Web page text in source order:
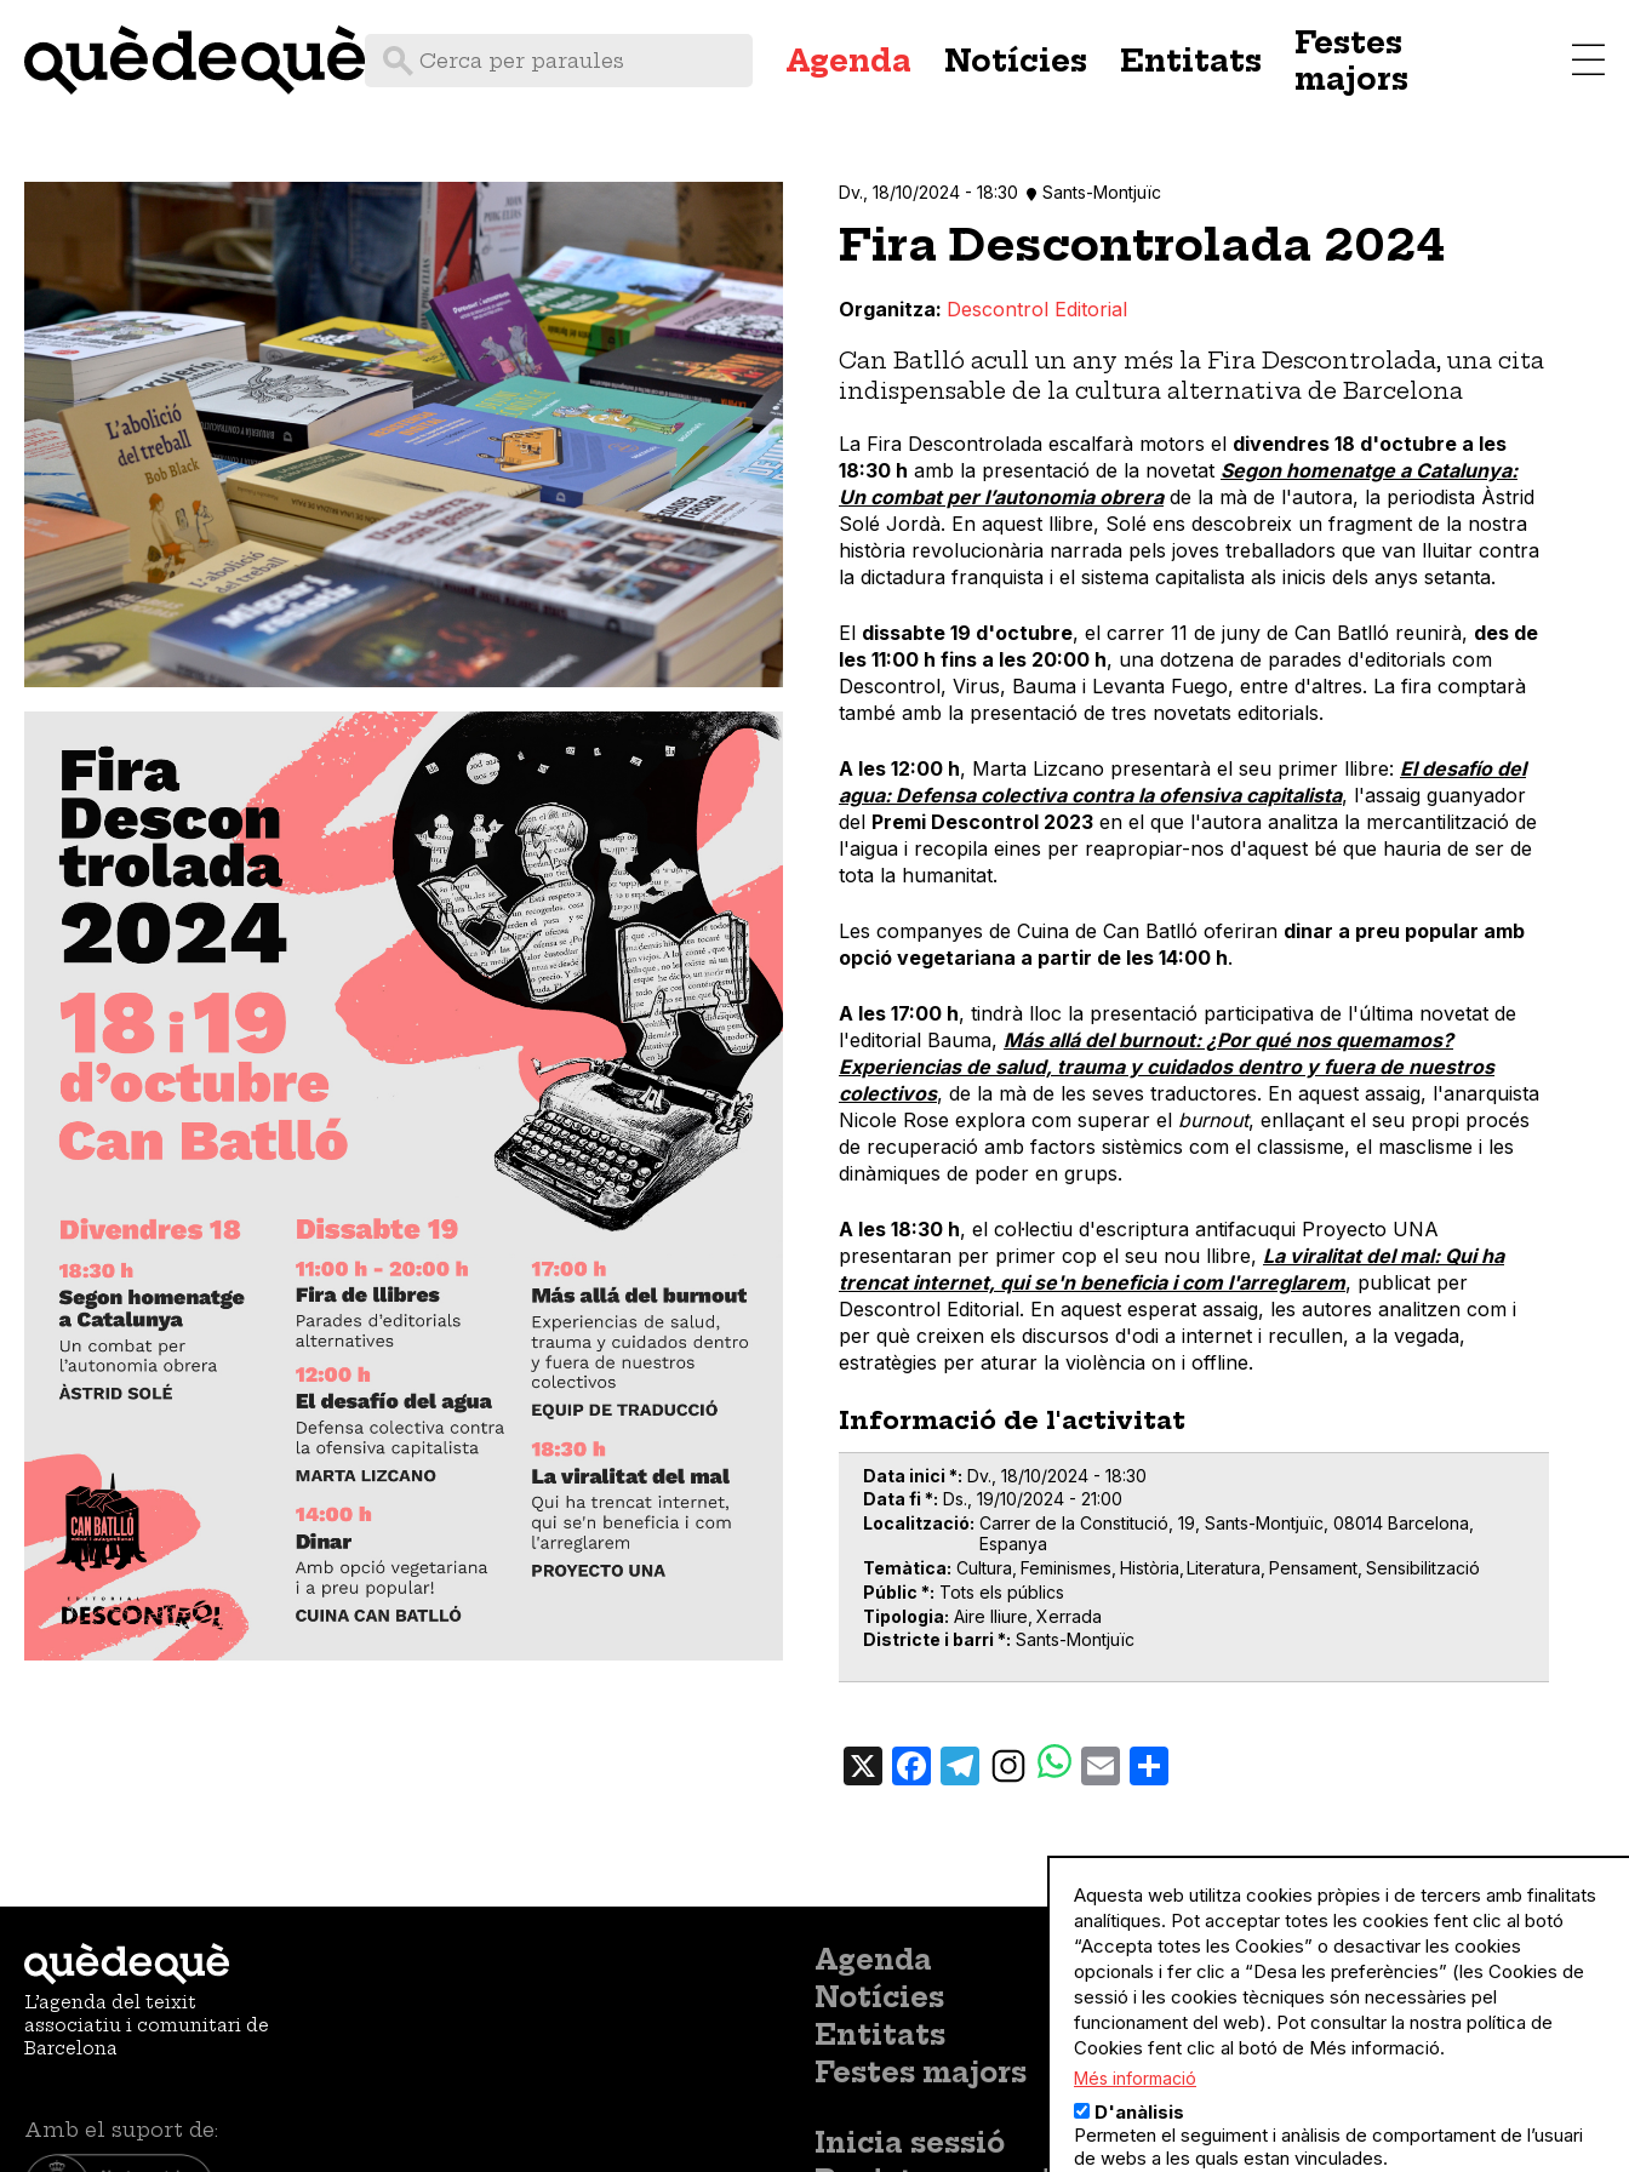
principal
Agenda Notícies Entitats
Festes
majors
Dv., 18/10/2024 - 18:30 Sants-Montjuïc
Fira Descontrolada 2024
Organitza Descontrol Editorial
Can Batlló acull un any més la Fira Descontrolada, una cita
indispensable de la cultura alternativa de Barcelona
La Fira Descontrolada escalfarà motors el divendres 18 d'octubre a les
18:30 h amb la presentació de la novetat Segon homenatge a Catalunya:
Un combat per l’autonomia obrerade la mà de l'autora, la periodista Àstrid
Solé Jordà. En aquest llibre, Solé ens descobreix un fragment de la nostra
història revolucionària narrada pels joves treballadors que van lluitar contra
la dictadura franquista i el sistema capitalista als inicis dels anys setanta.
El dissabte 19 d'octubre, el carrer 11 de juny de Can Batlló reunirà, des de
les 11:00 h fins a les 20:00 h, una dotzena de parades d'editorials com
Descontrol, Virus, Bauma i Levanta Fuego, entre d'altres. La fira comptarà
també amb la presentació de tres novetats editorials.
A les 12:00 h, Marta Lizcano presentarà el seu primer llibre: El desafío del
agua: Defensa colectiva contra la ofensiva capitalista, l'assaig guanyador
del Premi Descontrol 2023 en el que l'autora analitza la mercantilització de
l'aigua i recopila eines per reapropiar-nos d'aquest bé que hauria de ser de
tota la humanitat.
Les companyes de Cuina de Can Batlló oferiran dinar a preu popular amb
opció vegetariana a partir de les 14:00 h.
A les 17:00 h, tindrà lloc la presentació participativa de l'última novetat de
l'editorial Bauma, Más allá del burnout: ¿Por qué nos quemamos?
Experiencias de salud, trauma y cuidados dentro y fuera de nuestros
colectivos, de la mà de les seves traductores. En aquest assaig, l'anarquista
Nicole Rose explora com superar el burnout, enllaçant el seu propi procés
de recuperació amb factors sistèmics com el classisme, el masclisme i les
dinàmiques de poder en grups.
A les 18:30 h, el col·lectiu d'escriptura antifacuqui Proyecto UNA
presentaran per primer cop el seu nou llibre, La viralitat del mal: Qui ha
trencat internet, qui se'n beneficia i com l'arreglarem, publicat per
Descontrol Editorial. En aquest esperat assaig, les autores analitzen com i
per què creixen els discursos d'odi a internet i recullen, a la vegada,
estratègies per aturar la violència on i offline.
Informació de l'activitat
Data inici * Dv., 18/10/2024 - 18:30
Data fi * Ds., 19/10/2024 - 21:00
Localització Carrer de la Constitució, 19, Sants-Montjuïc, 08014 Barcelona,
Espanya
Temàtica Cultura Feminismes Història Literatura Pensament Sensibilització
Públic * Tots els públics
Tipologia Aire lliure Xerrada
Districte i barri * Sants-Montjuïc
X Facebook
TelegramEmail
L’agenda del teixit
associatiu i comunitari de
Barcelona
Amb el suport de:
Menú
principal
Agenda
Notícies
Entitats
Festes majors
Menú
del
Inicia sessió
Menú
Legal
Política de privacitat
Avís legal
Política de cookies
El Quèdequè no es fa
organitzadors.
Aquesta web utilitza cookies pròpies i de tercers amb finalitats
analítiques. Pot acceptar totes les cookies fent clic al botó
“Accepta totes les Cookies” o desactivar les cookies
opcionals i fer clic a “Desa les preferències” (les Cookies de
sessió i les cookies tècniques són necessàries pel
funcionament del web). Pot consultar la nostra política de
Cookies fent clic al botó de Més informació.
Més informació
D'anàlisis
Permeten el seguiment i anàlisis de comportament de l’usuari
de webs a les quals estan vinculades.